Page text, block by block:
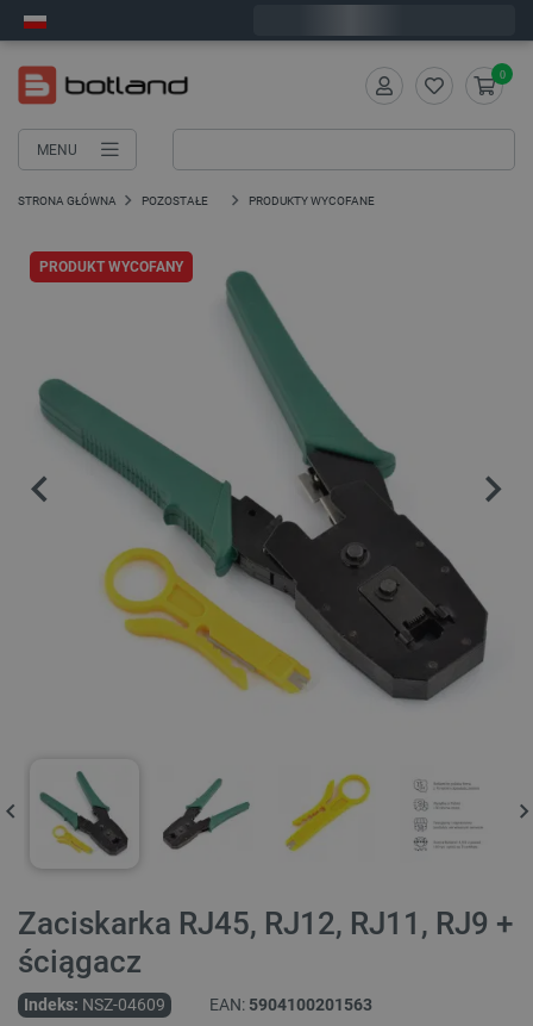
MENU
0
STRONA GŁÓWNA POZOSTAŁE PRODUKTY WYCOFANE
PRODUKT WYCOFANY
Zaciskarka RJ45, RJ12, RJ11, RJ9 +
ściągacz
Indeks: NSZ-04609 EAN: 5904100201563